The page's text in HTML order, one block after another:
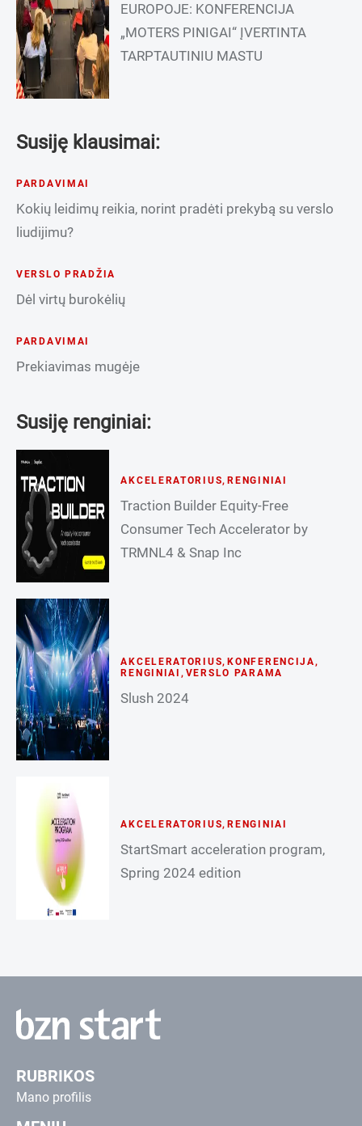
EUROPOJE: KONFERENCIJA
„MOTERS PINIGAI“ ĮVERTINTA
TARPTAUTINIU MASTU
Susiję klausimai:
PARDAVIMAI
Kokių leidimų reikia, norint pradėti prekybą su verslo
liudijimu?
VERSLO PRADŽIA
Dėl virtų burokėlių
PARDAVIMAI
Prekiavimas mugėje
Susiję renginiai:
AKCELERATORIUS, RENGINIAI
Traction Builder Equity-Free
Consumer Tech Accelerator by
TRMNL4 & Snap Inc
AKCELERATORIUS, KONFERENCIJA,
RENGINIAI , VERSLO PARAMA
Slush 2024
AKCELERATORIUS, RENGINIAI
StartSmart acceleration program,
Spring 2024 edition
RUBRIKOS
Mano profilis